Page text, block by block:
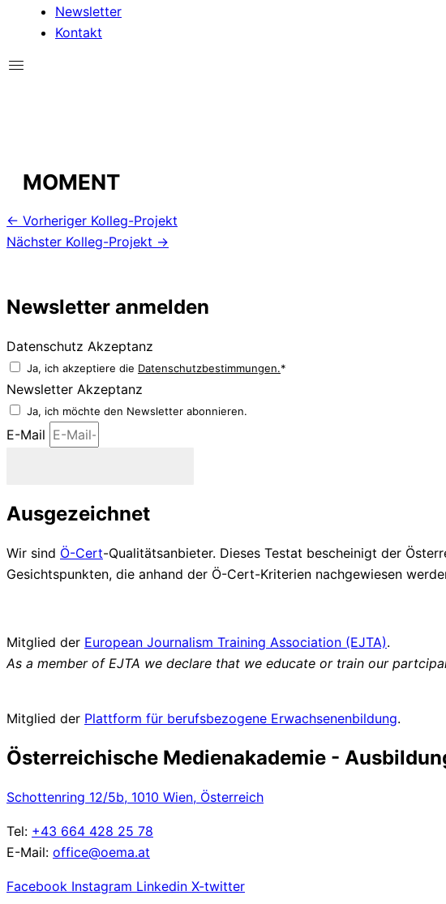
Newsletter
Kontakt
MOMENT
← Vorheriger Kolleg-Projekt
Nächster Kolleg-Projekt →
Newsletter anmelden
Datenschutz Akzeptanz
Ja, ich akzeptiere die Datenschutzbestimmungen.*
Newsletter Akzeptanz
Ja, ich möchte den Newsletter abonnieren.
E-Mail
Ausgezeichnet
Wir sind Ö-Cert-Qualitätsanbieter. Dieses Testat bescheinigt der
Gesichtspunkten, die anhand der Ö-Cert-Kriterien nachgewiesen
Mitglied der European Journalism Training Association (EJTA).
As a member of EJTA we declare that we educate or train our
Mitglied der Plattform für berufsbezogene Erwachsenenbildung.
Österreichische Medienakademie -
Schottenring 12/5b, 1010 Wien, Österreich
Tel: +43 664 428 25 78
E-Mail: office@oema.at
Facebook Instagram Linkedin X-twitter